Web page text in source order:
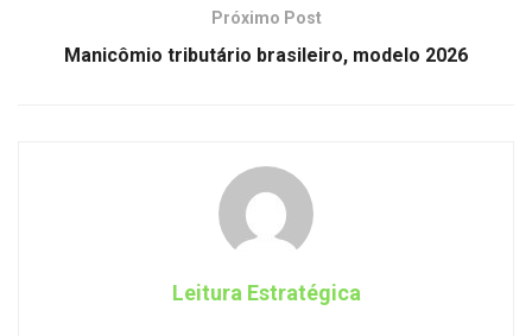
Próximo Post
Manicômio tributário brasileiro, modelo 2026
Leitura Estratégica